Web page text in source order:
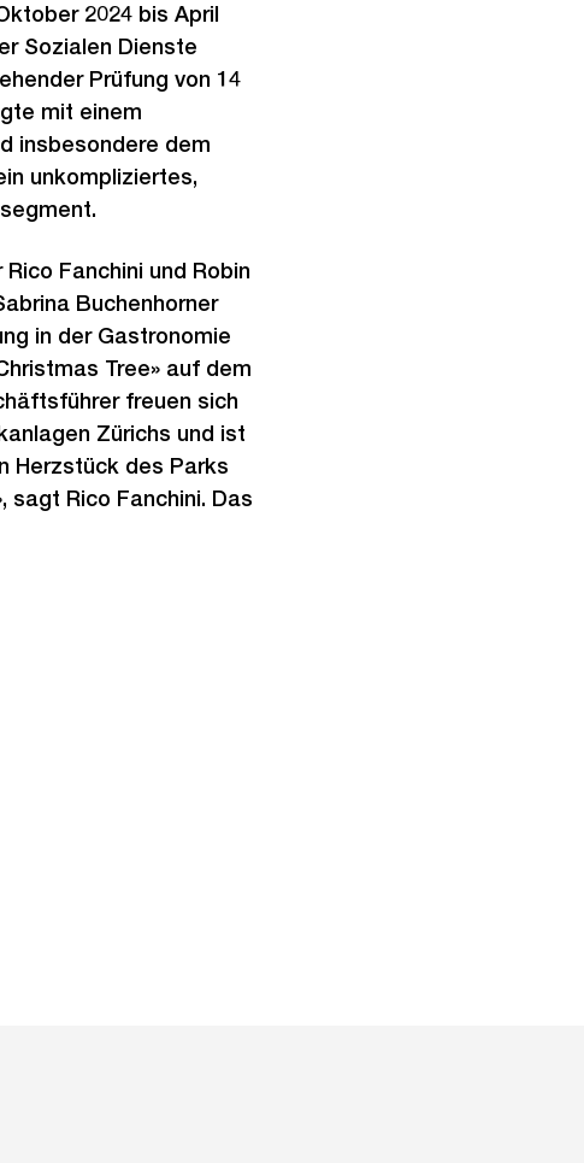
2024 bis April
Sozialen Dienste
Prüfung von 14
mit einem
insbesondere dem
unkompliziertes,
Fanchini und Robin
Buchenhorner
in der Gastronomie
Tree» auf dem
freuen sich
Zürichs und ist
Herzstück des Parks
sagt Rico Fanchini. Das